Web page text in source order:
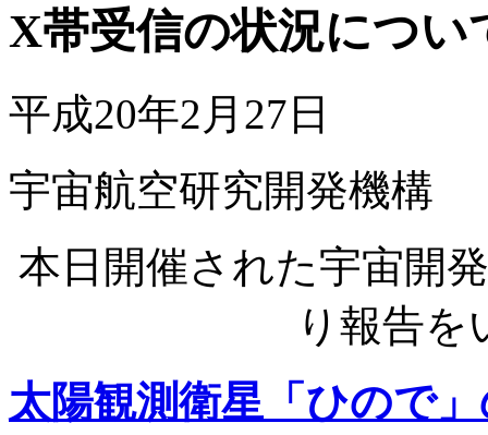
X帯受信の状況につい
平成20年2月27日
宇宙航空研究開発機構
本日開催された宇宙開
り報告を
太陽観測衛星「ひので